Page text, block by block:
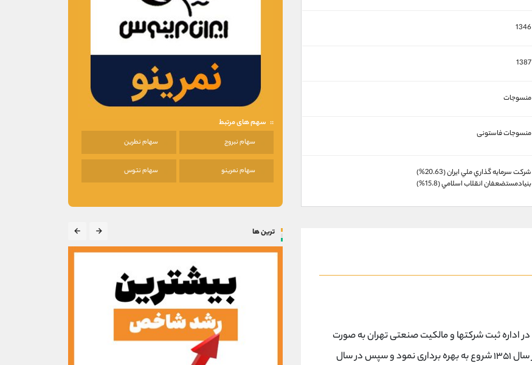
1346
1387
منسوجات
منسوجات فاستونی
شركت سرمايه گذاري ملي ايران (20.63%)
بنيادمستضعفان انقلاب اسلامي (15.8%)
سهم های مرتبط
سهام نبروج سهام نطرین
سهام نمرینو سهام نتوس
شرکت کارخانجات ایران مرینوس در تاریخ ۱۲ بهمن ۱۳۴۶ در اداره ثبت شرکتها و مالکیت صنعتی تهران به صورت
سهامی خاص و بهنام پشمبافی ایران به ثبت رسید و در سال ۱۳۵۱ شروع به بهره برداری نمود و سپس در سال
ترین ها